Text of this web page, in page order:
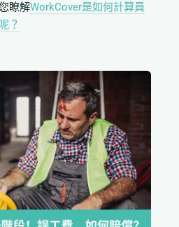
瞭解WorkCover是如何計算員
？